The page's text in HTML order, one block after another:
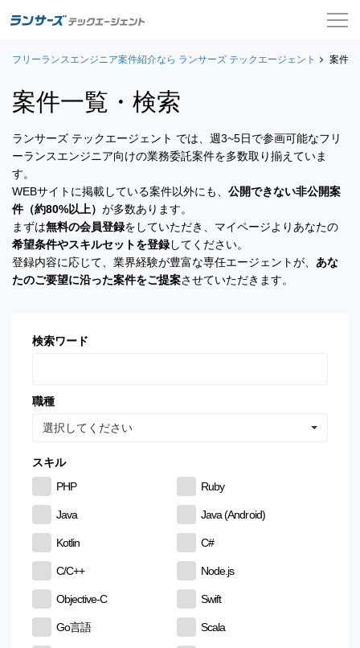
案件一覧
お役立ちコンテンツ
よくある質問
ログイン
会員登録
フリーランスエンジニア案件紹介なら ランサーズ テックエージェント 案件
案件一覧・検索
ランサーズ テックエージェント では、週3~5日で参画可能なフリ
ーランスエンジニア向けの業務委託案件を多数取り揃えていま
す。
WEBサイトに掲載している案件以外にも、 公開できない非公開案
件（約80%以上） が多数あります。
まずは無料の会員登録をしていただき、マイページよりあなたの
希望条件やスキルセットを登録してください。
登録内容に応じて、業界経験が豊富な専任エージェントが、 あな
たのご要望に沿った案件をご提案させていただきます。
検索ワード
職種
選択してください
スキル
PHP
Ruby
Java Java (Android)
Kotlin C#
C/C++ Node.js
Objective-C Swift
Go言語 Scala